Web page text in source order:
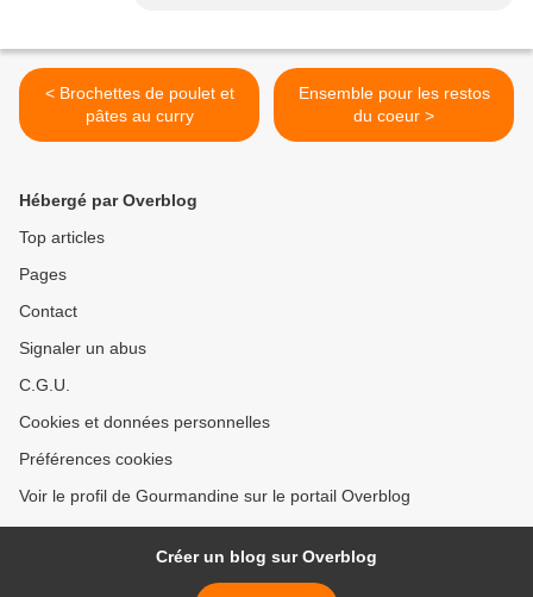
< Brochettes de poulet et
pâtes au curry
Ensemble pour les restos
du coeur >
Hébergé par Overblog
Top articles
Pages
Contact
Signaler un abus
C.G.U.
Cookies et données personnelles
Préférences cookies
Voir le profil de Gourmandine sur le portail Overblog
Créer un blog sur Overblog